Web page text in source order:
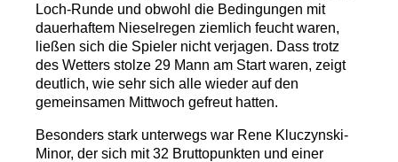
Loch-Runde und obwohl die Bedingungen mit
dauerhaftem Nieselregen ziemlich feucht waren,
ließen sich die Spieler nicht verjagen. Dass trotz
des Wetters stolze 29 Mann am Start waren, zeigt
deutlich, wie sehr sich alle wieder auf den
gemeinsamen Mittwoch gefreut hatten.
Besonders stark unterwegs war Rene Kluczynski-
Minor, der sich mit 32 Bruttopunkten und einer